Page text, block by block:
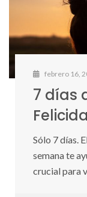
febrero 16,
7 días
Sólo 7 días.
semana te
crucial para